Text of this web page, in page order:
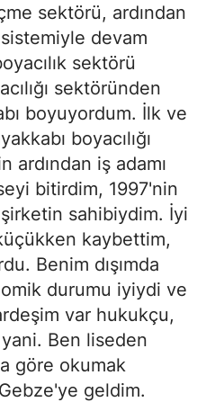
sektörü, ardından
devam
sektörü
sektöründen
boyuyordum. İlk ve
boyacılığı
ardından iş adamı
bitirdim, 1997'nin
sahibiydim. İyi
kaybettim,
Benim dışımda
durumu iyiydi ve
var hukukçu,
Ben liseden
göre okumak
geldim.